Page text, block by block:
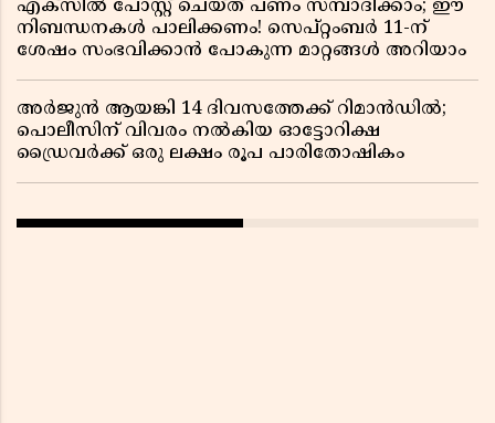
എക്സിൽ പോസ്റ്റ് ചെയ്ത് പണം സമ്പാദിക്കാം; ഈ
നിബന്ധനകൾ പാലിക്കണം! സെപ്റ്റംബർ 11-ന്
ശേഷം സംഭവിക്കാൻ പോകുന്ന മാറ്റങ്ങൾ അറിയാം
അർജുൻ ആയങ്കി 14 ദിവസത്തേക്ക് റിമാൻഡിൽ;
പൊലീസിന് വിവരം നൽകിയ ഓട്ടോറിക്ഷ
ഡ്രൈവർക്ക് ഒരു ലക്ഷം രൂപ പാരിതോഷികം